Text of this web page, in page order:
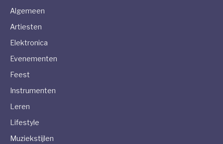
Algemeen
Artiesten
Elektronica
Evenementen
Feest
Instrumenten
Leren
Lifestyle
Muziekstijlen